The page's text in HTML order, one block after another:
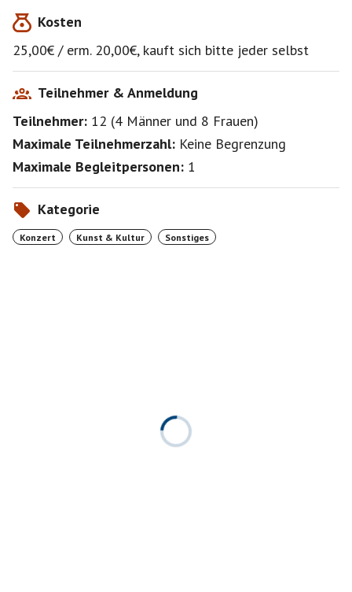
light.com/de/a/6692c0c1ec3fdf0dc2bbf311/e/66ed4
d3766592777a33e619e
Beginn : 25.01.2025 - 17:00 Uhr
Einlass : ab 25.01.2025 16:00 Uhr
Ende : 25.01.2025 19:00 Uhr
Kosten
25,00€ / erm. 20,00€, kauft sich bitte jeder selbst
Teilnehmer & Anmeldung
Teilnehmer: 12 (4 Männer und 8 Frauen)
Maximale Teilnehmerzahl: Keine Begrenzung
Maximale Begleitpersonen: 1
Kategorie
Konzert Kunst & Kultur Sonstiges